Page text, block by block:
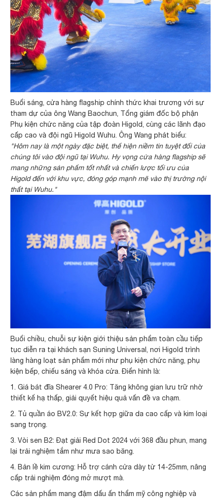
Buổi sáng, cửa hàng flagship chính thức khai trương với sự
tham dự của ông Wang Baochun, Tổng giám đốc bộ phận
Phụ kiện chức năng của tập đoàn Higold, cùng các lãnh đạo
cấp cao và đội ngũ Higold Wuhu. Ông Wang phát biểu:
"Hôm nay là một ngày đặc biệt, thể hiện niềm tin tuyệt đối của
chúng tôi vào đội ngũ tại Wuhu. Hy vọng cửa hàng flagship sẽ
mang những sản phẩm tốt nhất và chiến lược tối ưu của
Higold đến với khu vực, đóng góp mạnh mẽ vào thị trường nội
thất tại Wuhu."
Buổi chiều, chuỗi sự kiện giới thiệu sản phẩm toàn cầu tiếp
tục diễn ra tại khách sạn Suning Universal, nơi Higold trình
làng hàng loạt sản phẩm mới như phụ kiện chức năng, phụ
kiện bếp, chiếu sáng và khóa cửa. Điển hình là:
1. Giá bát đĩa Shearer 4.0 Pro: Tăng không gian lưu trữ nhờ
thiết kế hạ thấp, giải quyết hiệu quả vấn đề va chạm.
2. Tủ quần áo BV2.0: Sự kết hợp giữa da cao cấp và kim loại
sang trọng.
3. Vòi sen B2: Đạt giải Red Dot 2024 với 368 đầu phun, mang
lại trải nghiệm tắm như mưa sao băng.
4. Bản lề kim cương: Hỗ trợ cánh cửa dày từ 14-25mm, nâng
cấp trải nghiệm đóng mở mượt mà.
Các sản phẩm mang đậm dấu ấn thẩm mỹ công nghiệp và